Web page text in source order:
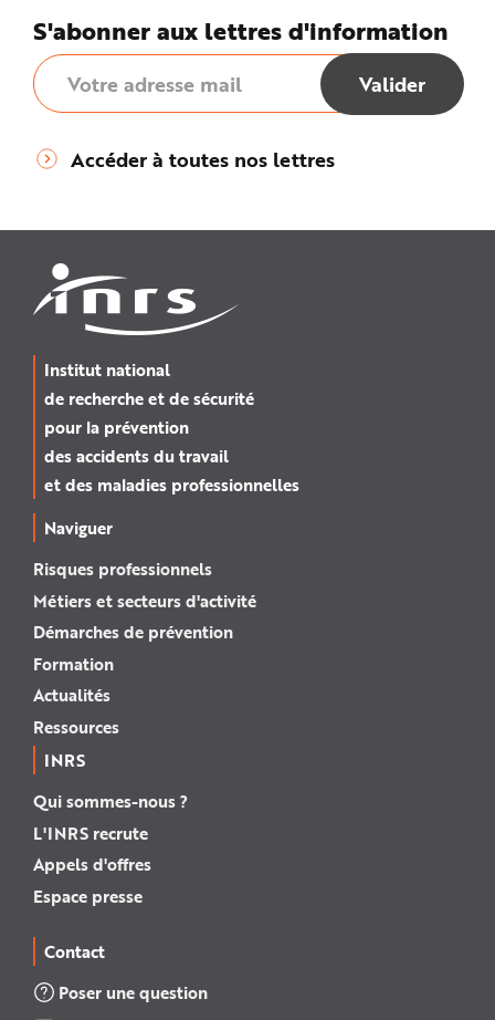
S'abonner aux lettres d'information
Accéder à toutes nos lettres
Institut national
de recherche et de sécurité
pour la prévention
des accidents du travail
et des maladies professionnelles
Naviguer
Risques professionnels
Métiers et secteurs d'activité
Démarches de prévention
Formation
Actualités
Ressources
INRS
Qui sommes-nous ?
L'INRS recrute
Appels d'offres
Espace presse
Contact
Poser une question